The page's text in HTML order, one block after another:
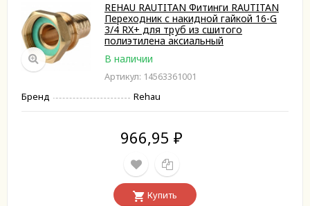
REHAU RAUTITAN Фитинги RAUTITAN
Переходник с накидной гайкой 16-G
3/4 RX+ для труб из сшитого
полиэтилена аксиальный
В наличии
Артикул: 14563361001
Бренд Rehau
966,95 ₽
Купить